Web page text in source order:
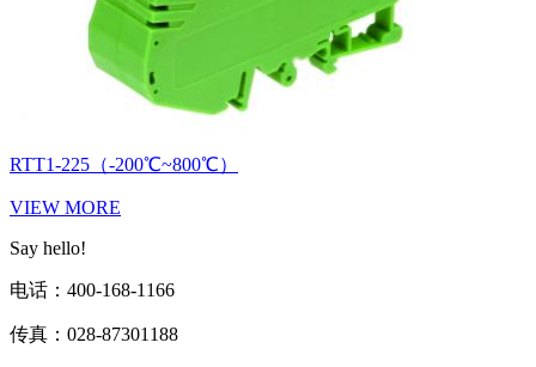
RTT1-225（-200℃~800℃）
VIEW MORE
Say hello!
电话：400-168-1166
传真：028-87301188